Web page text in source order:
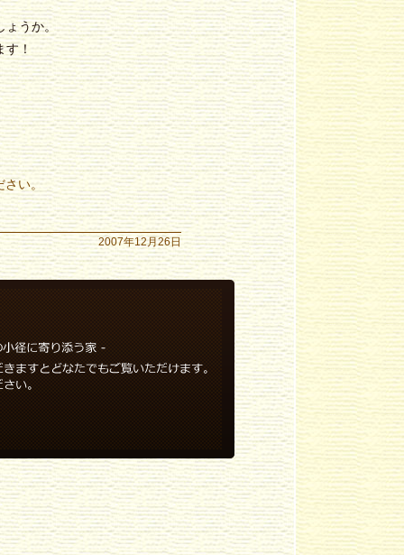
ょうか。
！
さい。
2007年12月26日